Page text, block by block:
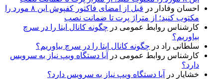
احسان وفادار در
قبل از امضای فاکتور کفپوش این ۸ مورد را
مکتوب کنید؛ از متراژ پرت تا ضمانت نصب
کارشناس روابط عمومی در چگونه کانال ایتا را در سرچ
بیاوریم؟
سلطانی راد در چگونه کانال ایتا را در سرچ بیاوریم؟
کارشناس روابط عمومی در
آیا دستگاه ویپ نیاز به سرویس
دارد؟
خشایار در آیا دستگاه ویپ نیاز به سرویس دارد؟